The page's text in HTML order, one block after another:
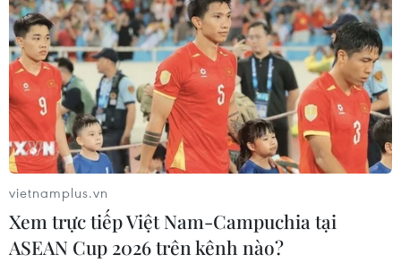
vietnamplus.vn
Xem trực tiếp Việt Nam-Campuchia tại
ASEAN Cup 2026 trên kênh nào?